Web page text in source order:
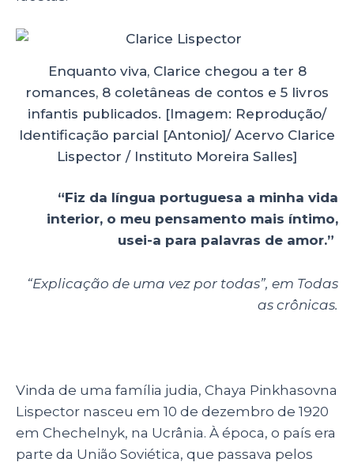
Enquanto viva, Clarice chegou a ter 8
romances, 8 coletâneas de contos e 5 livros
infantis publicados. [Imagem: Reprodução/
Identificação parcial [Antonio]/ Acervo Clarice
Lispector / Instituto Moreira Salles]
“Fiz da língua portuguesa a minha vida
interior, o meu pensamento mais íntimo,
usei-a para palavras de amor.”
“Explicação de uma vez por todas”, em Todas
as crônicas.
Vinda de uma família judia, Chaya Pinkhasovna
Lispector nasceu em 10 de dezembro de 1920
em Chechelnyk, na Ucrânia. À época, o país era
parte da União Soviética, que passava pelos